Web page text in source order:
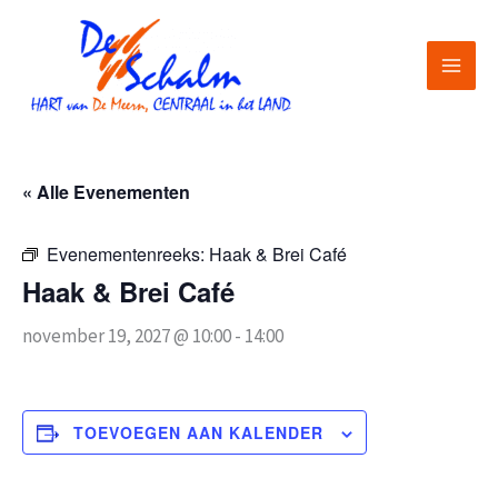
inhoud
« Alle Evenementen
Evenementenreeks: Haak & Brei Café
Haak & Brei Café
november 19, 2027 @ 10:00- 14:00
TOEVOEGEN AAN KALENDER